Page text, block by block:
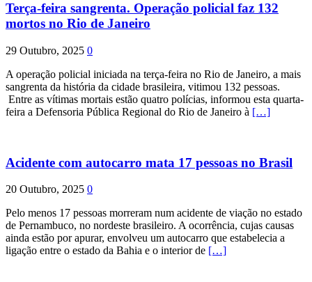
Terça-feira sangrenta. Operação policial faz 132
mortos no Rio de Janeiro
29 Outubro, 2025 0
A operação policial iniciada na terça-feira no Rio de Janeiro, a mais
sangrenta da história da cidade brasileira, vitimou 132 pessoas.
Entre as vítimas mortais estão quatro polícias, informou esta quarta-
feira a Defensoria Pública Regional do Rio de Janeiro à […]
Acidente com autocarro mata 17 pessoas no Brasil
20 Outubro, 2025 0
Pelo menos 17 pessoas morreram num acidente de viação no estado
de Pernambuco, no nordeste brasileiro. A ocorrência, cujas causas
ainda estão por apurar, envolveu um autocarro que estabelecia a
ligação entre o estado da Bahia e o interior de […]